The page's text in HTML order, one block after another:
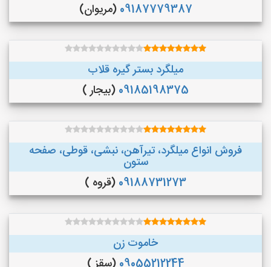
09187779387 (مریوان)
میلگرد بستر گیره قلاب
09185198375 (بیجار )
فروش انواع میلگرد، تیرآهن، نبشی، قوطی، صفحه
ستون
09188731273 (قروه )
خاموت زن